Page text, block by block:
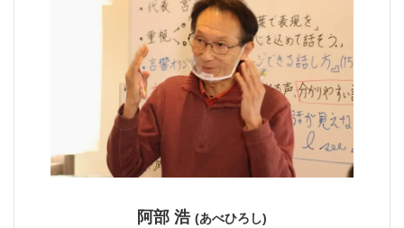
阿部 浩 (あべひろし)